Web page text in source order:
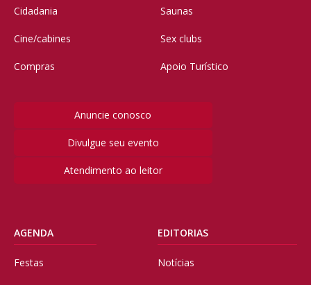
Cidadania
Cine/cabines
Compras
Saunas
Sex clubs
Apoio Turístico
Anuncie conosco
Divulgue seu evento
Atendimento ao leitor
AGENDA
Festas
EDITORIAS
Notícias